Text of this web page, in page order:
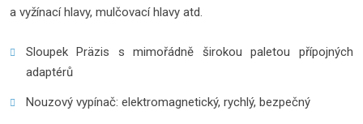
a vyžínací hlavy, mulčovací hlavy atd.
Sloupek Präzis s mimořádně širokou paletou přípojných
adaptérů
Nouzový vypínač: elektromagnetický, rychlý, bezpečný